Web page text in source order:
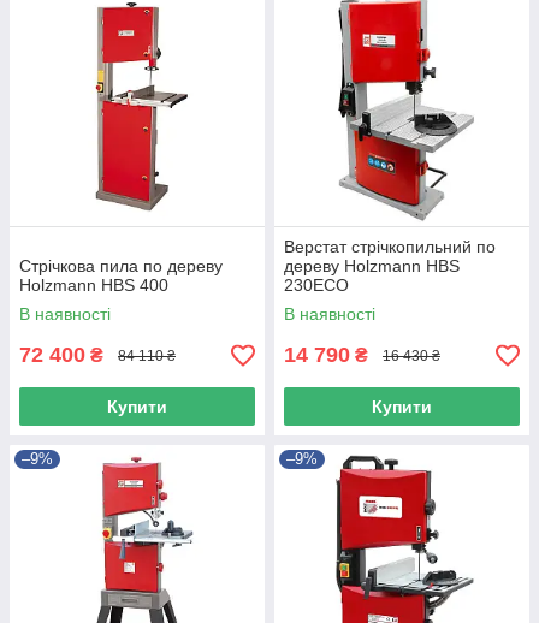
Стрічкова пила по дереву
Holzmann HBS 400
В наявності
72 400 ₴ 84 110 ₴
Купити
Верстат стрічкопильний по
дереву Holzmann HBS
230ECO
В наявності
14 790 ₴ 16 430 ₴
Купити
–9% –9%